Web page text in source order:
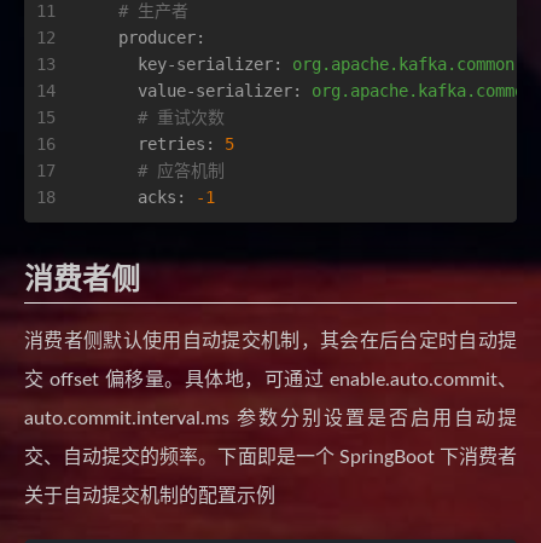
11
12
13
14
15
16
17
18
# 生产者
producer:
key-serializer:
value-serializer:
# 重试次数
retries:
5
# 应答机制
acks:
-1
消费者侧
消费者侧默认使用自动提交机制，其会在后台定时自动提
交 offset 偏移量。具体地，可通过 enable.auto.commit、
auto.commit.interval.ms 参数分别设置是否启用自动提
交、自动提交的频率。下面即是一个 SpringBoot 下消费者
关于自动提交机制的配置示例